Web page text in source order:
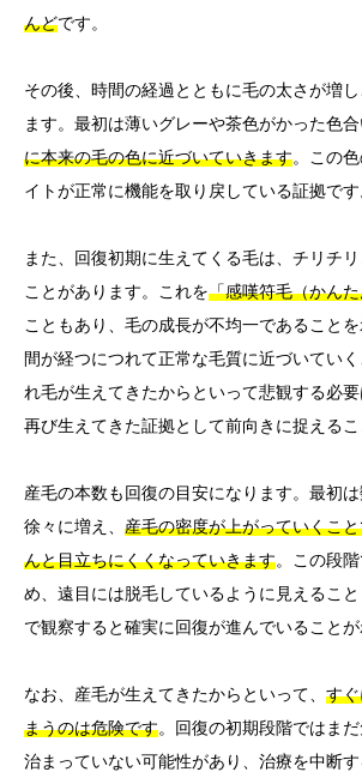
んどです。
その後、時間の経過とともに毛の太さが増
ます。最初は薄いグレーや茶色がかった色合
に本来の毛の色に近づいていきます。この
イトが正常に機能を取り戻している証拠です
また、回復初期に生えてくる毛は、チリチ
ことがあります。これを「感嘆符毛（かん
こともあり、毛の成長が不均一であること
間が経つにつれて正常な毛質に近づいてい
れ毛が生えてきたからといって悲観する必
再び生えてきた証拠として前向きに捉えるこ
産毛の本数も回復の目安になります。最初
徐々に増え、 産毛の密度が上がっていくこ
んと目立ちにくくなっていきます。この段
め、遠目には脱毛しているように見えること
で観察すると確実に回復が進んでいることが
なお、産毛が生えてきたからといって、 す
まうのは危険です。回復の初期段階ではま
治まっていない可能性があり、治療を中断